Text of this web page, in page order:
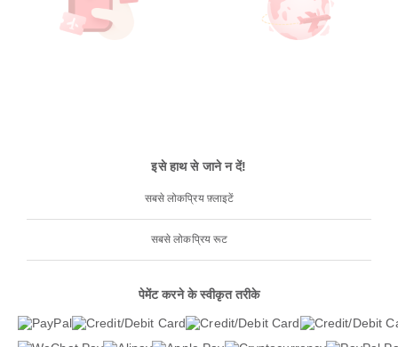
इसे हाथ से जाने न दें!
सबसे लोकप्रिय फ़्लाइटें
सबसे लोकप्रिय रूट
पेमेंट करने के स्वीकृत तरीके